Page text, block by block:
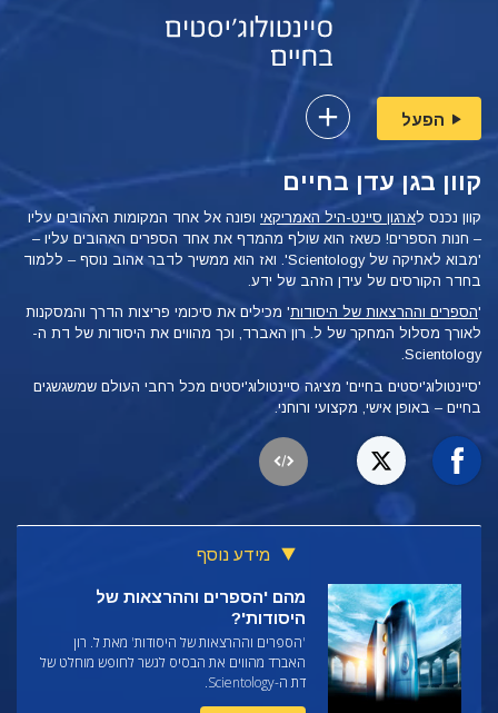
הפעל
קוון בגן עדן בחיים
קוון נכנס לארגון סיינט-היל האמריקאי ופונה אל אחד המקומות האהובים עליו
– חנות הספרים! כשאז הוא שולף מהמדף את אחד הספרים האהובים עליו –
'מבוא לאתיקה של Scientology'. ואז הוא ממשיך לדבר אהוב נוסף – ללמוד
בחדר הקורסים של עידן הזהב של ידע.
'הספרים וההרצאות של היסודות' מכילים את סיכומי פריצות הדרך והמסקנות
לאורך מסלול המחקר של ל. רון האברד, וכך מהווים את היסודות של דת ה-
Scientology.
'סיינטולוג'יסטים בחיים' מציגה סיינטולוג'יסטים מכל רחבי העולם שמשגשגים
בחיים – באופן אישי, מקצועי ורוחני.
מידע נוסף
מהם 'הספרים וההרצאות של
היסודות'?
'הספרים וההרצאות של היסודות' מאת ל. רון
האברד מהווים את הבסיס לגשר לחופש מוחלט של
דת ה-Scientology.